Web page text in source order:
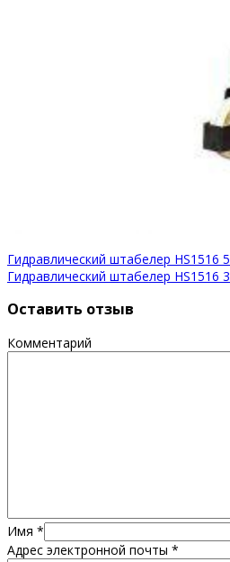
Гидравлический штабелер HS1516 5
Гидравлический штабелер HS1516 3
Оставить отзыв
Комментарий
Имя *
Адрес электронной почты *